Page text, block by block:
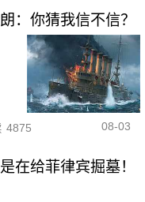
：你猜我信不信？
4875 08-03
在给菲律宾掘墓！